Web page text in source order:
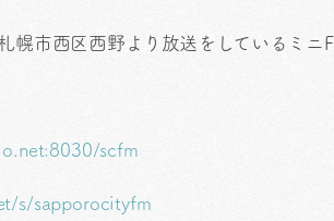
幌市西区西野より放送をしているミニ
scfm
s/sapporocityfm